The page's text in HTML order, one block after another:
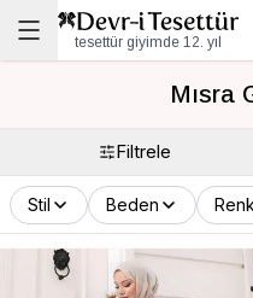
tesettür giyimde 12. yıl
Mısra
Filtrele
Stil Beden Renk